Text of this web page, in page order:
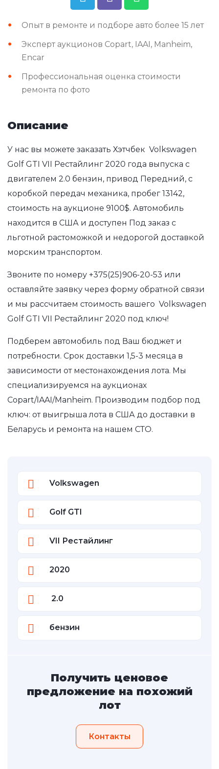
Опыт в ремонте и подборе авто более 15 лет
Эксперт аукционов Copart, IAAI, Manheim,
Encar
Профессиональная оценка стоимости
ремонта по фото
Описание
У нас вы можете заказать Хэтчбек Volkswagen
Golf GTI VII Рестайлинг 2020 года выпуска с
двигателем 2.0 бензин, привод Передний, с
коробкой передач механика, пробег 13142,
стоимость на аукционе 9100$. Автомобиль
находится в США и доступен Под заказ с
льготной растоможкой и недорогой доставкой
морским транспортом.
Звоните по номеру +375(25)906-20-53 или
оставляйте заявку через форму обратной связи
и мы рассчитаем стоимость вашего Volkswagen
Golf GTI VII Рестайлинг 2020 под ключ!
Подберем автомобиль под Ваш бюджет и
потребности. Срок доставки 1,5-3 месяца в
зависимости от местонахождения лота. Мы
специализируемся на аукционах
Copart/IAAI/Manheim. Производим подбор под
ключ: от выигрыша лота в США до доставки в
Беларусь и ремонта на нашем СТО.
Volkswagen
Golf GTI
VII Рестайлинг
2020
2.0
бензин
Получить ценовое
предложение на похожий
лот
Контакты